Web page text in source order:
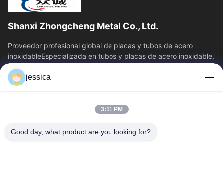
Shanxi Zhongcheng Metal Co., Ltd.
Proveedor profesional global de placas y tubos de acero
inoxidableEspecializada en tubos y placas de acero inoxidable,
brinda una solución de...
Vínculos Rápidos
Visita A La Fábrica
Control De Calidad
Contacto
jessica
3:11 PM
Good day, what product are you looking for?